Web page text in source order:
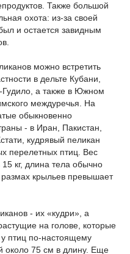
Также большой
охота: из-за своей
и остается завидным
можно встретить
в дельте Кубани,
Гудило, а также в Южном
междуречья. На
обыкновенно
- в Иран, Пакистан,
кудрявый пеликан
перелетных птиц. Вес
кг, длина тела обычно
крыльев превышает
- их «кудри», а
на голове, которые
у птиц по-настоящему
около 75 см в длину. Еще